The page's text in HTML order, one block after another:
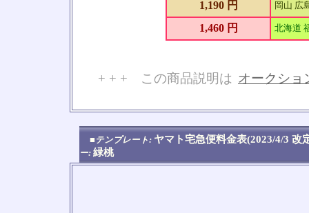
1,190 円 岡山 広
1,460 円 北海道
+ + + この商品説明は オークショ
■テンプレート: ヤマト宅急便料金表(2023/4/3
ー: 緑桃